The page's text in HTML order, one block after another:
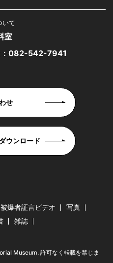
いて
室
082-542-7941
せ
ウンロード
被爆者証言ビデオ
写真
雑誌
Museum. 許可なく転載を禁じま